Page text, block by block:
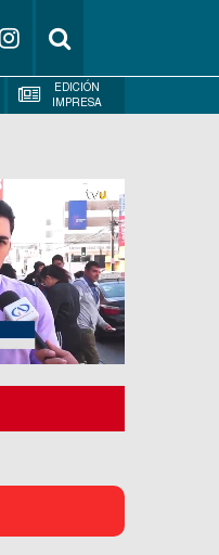
EDICIÓN
IMPRESA